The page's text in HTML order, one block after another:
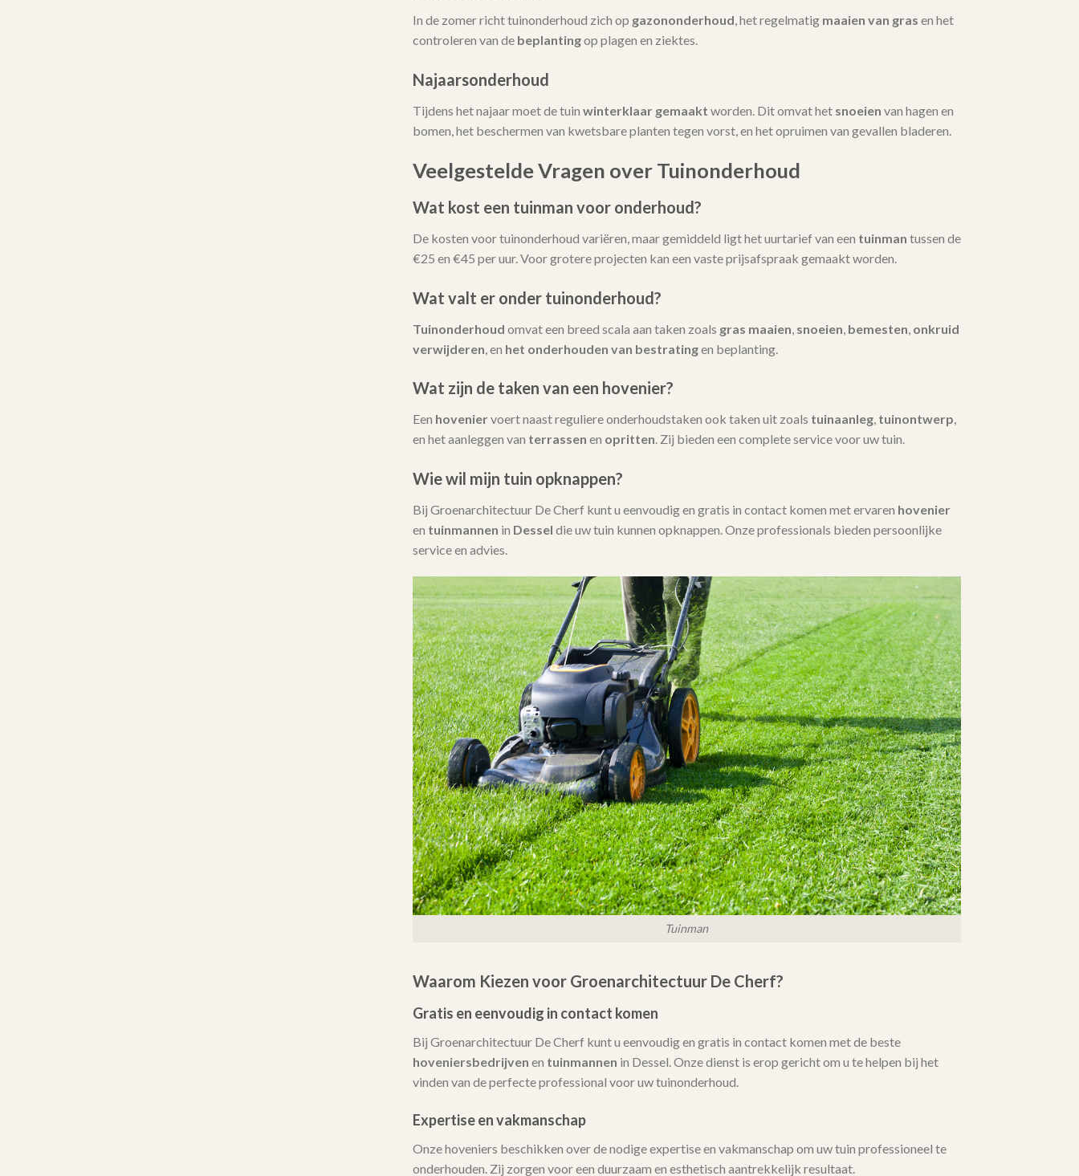
In de zomer richt tuinonderhoud zich op gazononderhoud, het regelmatig maaien van gras en het
controleren van de beplantingop plagen en ziektes.
Najaarsonderhoud
Tijdens het najaar moet de tuin winterklaar gemaakt worden. Dit omvat het snoeien van hagen en
bomen, het beschermen van kwetsbare planten tegen vorst, en het opruimen van gevallen bladeren.
Veelgestelde Vragen over Tuinonderhoud
Wat kost een tuinman voor onderhoud?
De kosten voor tuinonderhoud variëren, maar gemiddeld ligt het uurtarief van een tuinman tussen de
€25 en €45 per uur. Voor grotere projecten kan een vaste prijsafspraak gemaakt worden.
Wat valt er onder tuinonderhoud?
Tuinonderhoud omvat een breed scala aan taken zoals gras maaien snoeien bemesten onkruid
verwijderen , en het onderhouden van bestratingen beplanting.
Wat zijn de taken van een hovenier?
Een hoveniervoert naast reguliere onderhoudstaken ook taken uit zoals tuinaanleg, tuinontwerp,
en het aanleggen van terrassen en opritten. Zij bieden een complete service voor uw tuin.
Wie wil mijn tuin opknappen?
Bij Groenarchitectuur De Cherf kunt u eenvoudig en gratis in contact komen met ervaren hovenier
en tuinmannen in Dessel die uw tuin kunnen opknappen. Onze professionals bieden persoonlijke
service en advies.
Tuinman
Waarom Kiezen voor Groenarchitectuur De Cherf?
Gratis en eenvoudig in contact komen
Bij Groenarchitectuur De Cherf kunt u eenvoudig en gratis in contact komen met de beste
hoveniersbedrijven en tuinmannen in Dessel. Onze dienst is erop gericht om u te helpen bij het
vinden van de perfecte professional voor uw tuinonderhoud.
Expertise en vakmanschap
Onze hoveniers beschikken over de nodige expertise en vakmanschap om uw tuin professioneel te
onderhouden. Zij zorgen voor een duurzaam en esthetisch aantrekkelijk resultaat.